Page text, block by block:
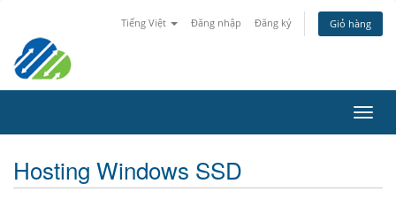
Tiếng Việt Đăng nhập Đăng ký Giỏ hàng
Hosting Windows SSD